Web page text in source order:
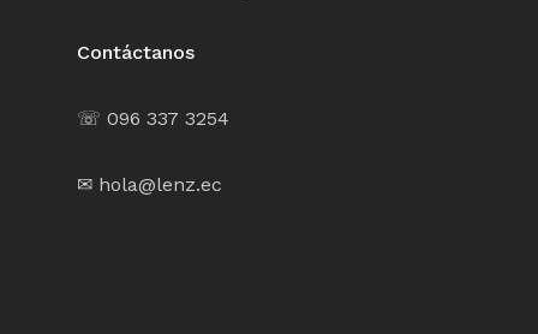
Contáctanos
☏ 096 337 3254
✉ hola@lenz.ec